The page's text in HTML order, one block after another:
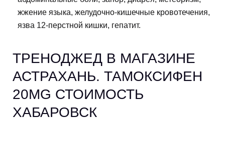
жжение языка, желудочно-кишечные кровотечения,
язва 12-перстной кишки, гепатит.
ТРЕНОДЖЕД В МАГАЗИНЕ
АСТРАХАНЬ. ТАМОКСИФЕН
20MG СТОИМОСТЬ
ХАБАРОВСК